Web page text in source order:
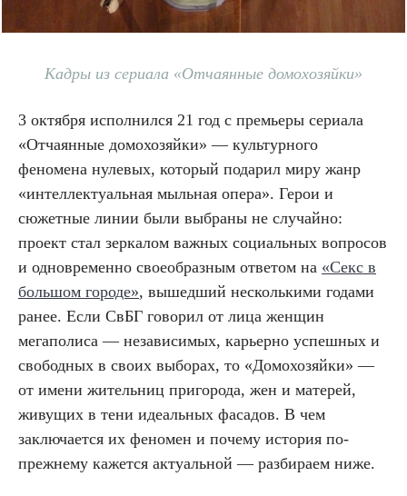
Кадры из сериала «Отчаянные домохозяйки»
3 октября исполнился 21 год с премьеры сериала
«Отчаянные домохозяйки» — культурного
феномена нулевых, который подарил миру жанр
«интеллектуальная мыльная опера». Герои и
сюжетные линии были выбраны не случайно:
проект стал зеркалом важных социальных вопросов
и одновременно своеобразным ответом на «Секс в
большом городе», вышедший несколькими годами
ранее. Если СвБГ говорил от лица женщин
мегаполиса — независимых, карьерно успешных и
свободных в своих выборах, то «Домохозяйки» —
от имени жительниц пригорода, жен и матерей,
живущих в тени идеальных фасадов. В чем
заключается их феномен и почему история по-
прежнему кажется актуальной — разбираем ниже.